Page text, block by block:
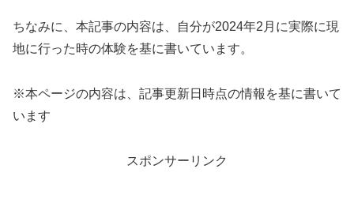
ちなみに、本記事の内容は、自分が2024年2月に実際に現
地に行った時の体験を基に書いています。
※本ページの内容は、記事更新日時点の情報を基に書いて
います
スポンサーリンク